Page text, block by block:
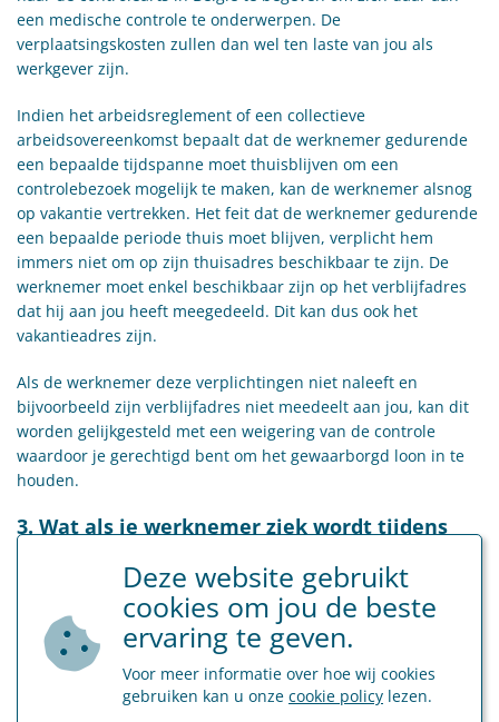
een medische controle te onderwerpen. De
verplaatsingskosten zullen dan wel ten laste van jou als
werkgever zijn.
Indien het arbeidsreglement of een collectieve
arbeidsovereenkomst bepaalt dat de werknemer gedurende
een bepaalde tijdspanne moet thuisblijven om een
controlebezoek mogelijk te maken, kan de werknemer alsnog
op vakantie vertrekken. Het feit dat de werknemer gedurende
een bepaalde periode thuis moet blijven, verplicht hem
immers niet om op zijn thuisadres beschikbaar te zijn. De
werknemer moet enkel beschikbaar zijn op het verblijfadres
dat hij aan jou heeft meegedeeld. Dit kan dus ook het
vakantieadres zijn.
Als de werknemer deze verplichtingen niet naleeft en
bijvoorbeeld zijn verblijfadres niet meedeelt aan jou, kan dit
worden gelijkgesteld met een weigering van de controle
waardoor je gerechtigd bent om het gewaarborgd loon in te
houden.
3. Wat als je werknemer ziek wordt tijdens
een verlofperiode?
Sinds enige tijd kan een werknemer die arbeidsongeschikt
wordt tijdens zijn jaarlijkse vakantie, deze vakantiedagen na
het einde van de arbeidsongeschiktheid alsnog opnemen.
Deze mogelijkheid geldt specifiek in het kader van de
volgende afwezigheden die zich voordoen tijdens een
geplande verlofperiode:
Deze website gebruikt
cookies om jou de beste
ervaring te geven.
Voor meer informatie over hoe wij cookies
gebruiken kan u onze cookie policy lezen.